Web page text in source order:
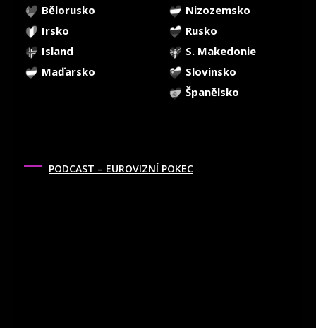
Bělorusko
Nizozemsko
Irsko
Rusko
Island
S. Makedonie
Maďarsko
Slovinsko
Španělsko
PODCAST – EUROVIZNÍ POKEC